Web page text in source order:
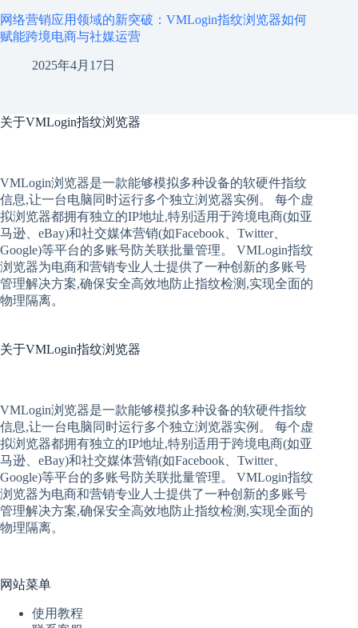
网络营销应用领域的新突破：VMLogin指纹浏览器如何
赋能跨境电商与社媒运营
2025年4月17日
关于VMLogin指纹浏览器
VMLogin浏览器是一款能够模拟多种设备的软硬件指纹
信息,让一台电脑同时运行多个独立浏览器实例。 每个虚
拟浏览器都拥有独立的IP地址,特别适用于跨境电商(如亚
马逊、eBay)和社交媒体营销(如Facebook、Twitter、
Google)等平台的多账号防关联批量管理。 VMLogin指纹
浏览器为电商和营销专业人士提供了一种创新的多账号
管理解决方案,确保安全高效地防止指纹检测,实现全面的
物理隔离。
关于VMLogin指纹浏览器
VMLogin浏览器是一款能够模拟多种设备的软硬件指纹
信息,让一台电脑同时运行多个独立浏览器实例。 每个虚
拟浏览器都拥有独立的IP地址,特别适用于跨境电商(如亚
马逊、eBay)和社交媒体营销(如Facebook、Twitter、
Google)等平台的多账号防关联批量管理。 VMLogin指纹
浏览器为电商和营销专业人士提供了一种创新的多账号
管理解决方案,确保安全高效地防止指纹检测,实现全面的
物理隔离。
网站菜单
使用教程